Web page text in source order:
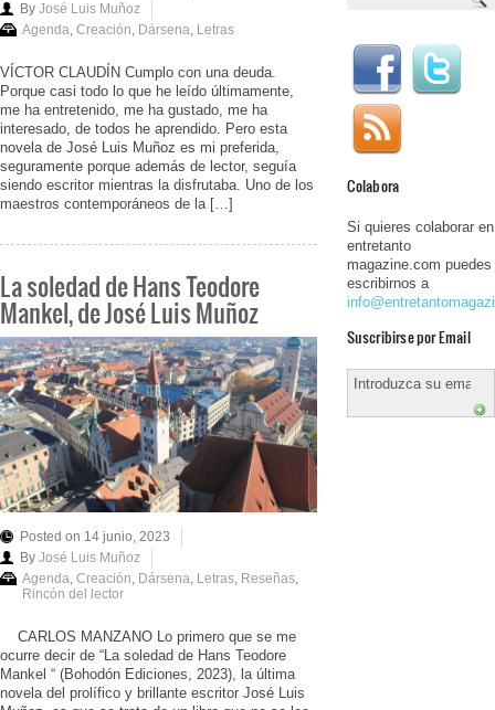
By José Luis Muñoz
Agenda, Creación, Dársena, Letras
VÍCTOR CLAUDÍN Cumplo con una deuda.
Porque casi todo lo que he leído últimamente,
me ha entretenido, me ha gustado, me ha
interesado, de todos he aprendido. Pero esta
novela de José Luis Muñoz es mi preferida,
seguramente porque además de lector, seguía
siendo escritor mientras la disfrutaba. Uno de los
maestros contemporáneos de la […]
La soledad de Hans Teodore
Mankel, de José Luis Muñoz
Posted on 14 junio, 2023
By José Luis Muñoz
Agenda, Creación, Dársena, Letras, Reseñas,
Rincón del lector
CARLOS MANZANO Lo primero que se me
ocurre decir de “La soledad de Hans Teodore
Mankel “ (Bohodón Ediciones, 2023), la última
novela del prolífico y brillante escritor José Luis
Colabora
Si quieres colaborar en
entretanto
magazine.com puedes
escribirnos a
Suscribirse por Email